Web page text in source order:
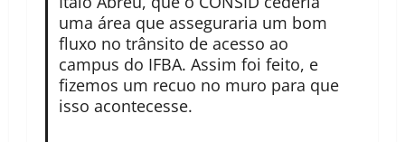
uma área que asseguraria um bom
fluxo no trânsito de acesso ao
campus do IFBA. Assim foi feito, e
fizemos um recuo no muro para que
isso acontecesse.